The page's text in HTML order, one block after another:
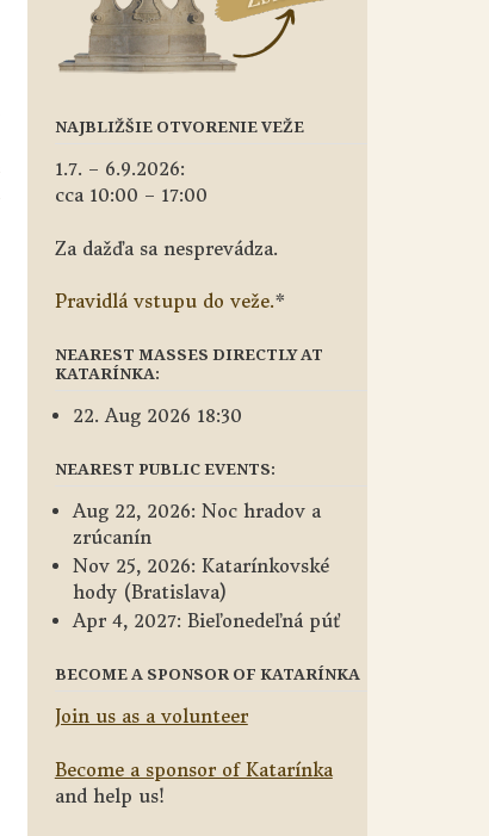
NAJBLIŽŠIE OTVORENIE VEŽE
1.7. – 6.9.2026:
cca 10:00 – 17:00
Za dažďa sa nesprevádza.
Pravidlá vstupu do veže.*
NEAREST MASSES DIRECTLY AT
KATARÍNKA:
22. Aug 2026 18:30
NEAREST PUBLIC EVENTS:
Aug 22, 2026: Noc hradov a
zrúcanín
Nov 25, 2026: Katarínkovské
hody (Bratislava)
Apr 4, 2027: Bieľonedeľná púť
BECOME A SPONSOR OF KATARÍNKA
Join us as a volunteer
Become a sponsor of Katarínka
and help us!